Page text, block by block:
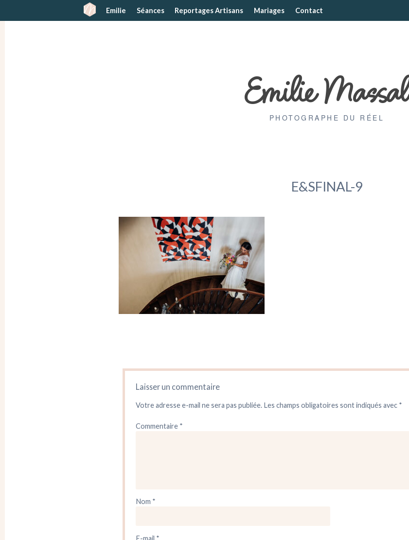
Emilie Séances Reportages Artisans Mariages Contact
Emilie Massal
PHOTOGRAPHE DU RÉEL
E&SFINAL-9
Laisser un commentaire
Votre adresse e-mail ne sera pas publiée. Les champs obligatoires sont indiqués avec *
Commentaire *
Nom *
E-mail *